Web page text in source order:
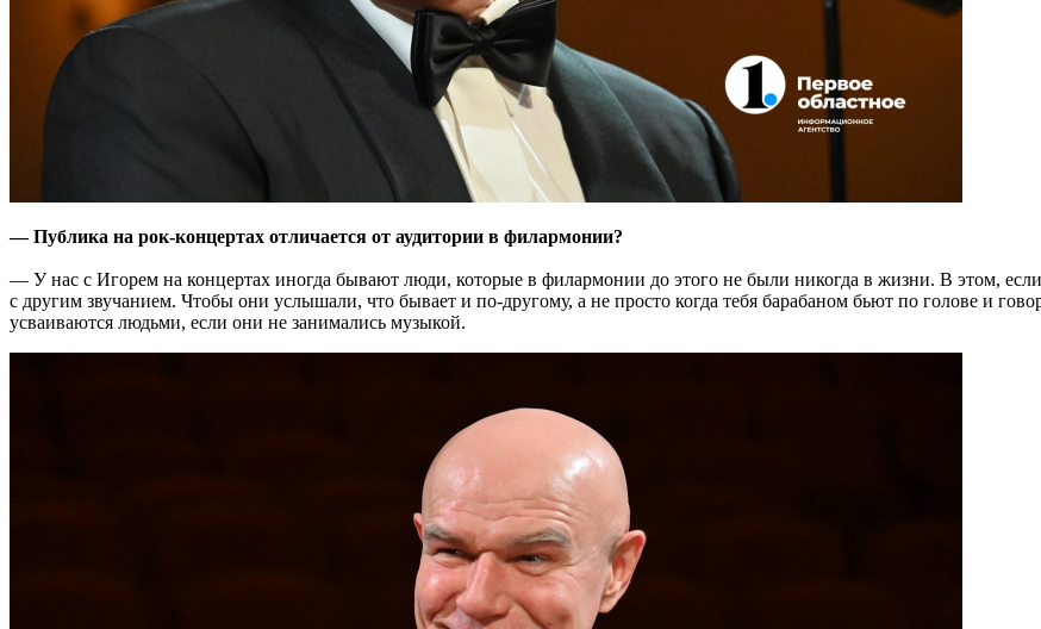
— Публика на рок-концертах отличается от аудитории в филармонии?
— У нас с Игорем на концертах иногда бывают люди, которые в филармонии до этого не были никогда в жизни. В этом,
с другим звучанием. Чтобы они услышали, что бывает и по-другому, а не просто когда тебя барабаном бьют по голове и
усваиваются людьми, если они не занимались музыкой.